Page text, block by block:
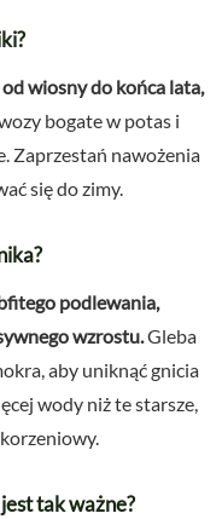
wiosny do końca lata,
bogate w potas i
Zaprzestań nawożenia
się do zimy.
podlewania,
wzrostu.Gleba
aby uniknąć gnicia
wody niż te starsze,
tak ważne?